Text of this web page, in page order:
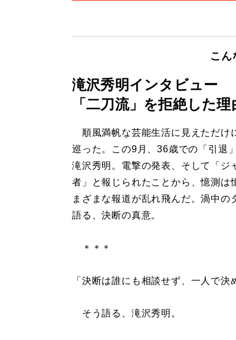
こん
滝沢秀明インタビュー
「二刀流」を拒絶した理
順風満帆な芸能生活に見えただけ
巡った。この9月、36歳での「引退
滝沢秀明。電撃の発表、そして「ジ
者」と報じられたことから、憶測は
まざまな報道が乱れ飛んだ。渦中の
語る、決断の真意。
＊＊＊
「決断は誰にも相談せず、一人で決
そう語る、滝沢秀明。